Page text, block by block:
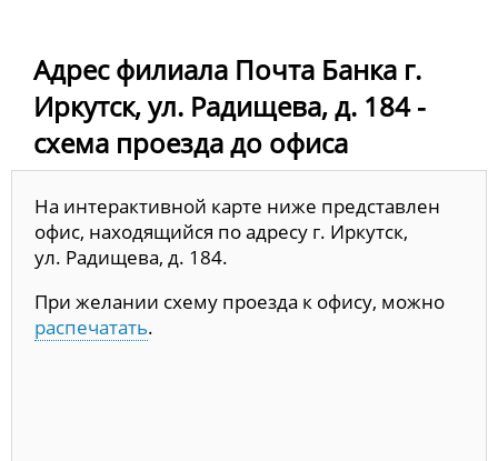
Адрес филиала Почта Банка г.
Иркутск, ул. Радищева, д. 184 -
схема проезда до офиса
На интерактивной карте ниже представлен
офис, находящийся по адресу г. Иркутск,
ул. Радищева, д. 184.
При желании схему проезда к офису, можно
распечатать.